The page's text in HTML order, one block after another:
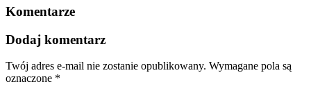
Komentarze
Dodaj komentarz
Twój adres e-mail nie zostanie opublikowany. Wymagane pola są
oznaczone *